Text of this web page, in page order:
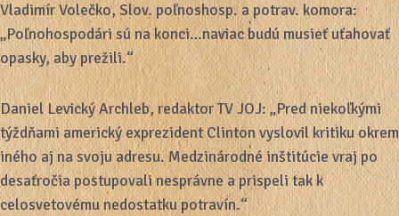
Vladimír Volečko, Slov. poľnoshosp. a potrav. komora:
„Poľnohospodári sú na konci…naviac budú musieť uťahovať
opasky, aby prežili.“
Daniel Levický Archleb, redaktor TV JOJ: „Pred niekoľkými
týždňami americký exprezident Clinton vyslovil kritiku okrem
iného aj na svoju adresu. Medzinárodné inštitúcie vraj po
desaťročia postupovali nesprávne a prispeli tak k
celosvetovému nedostatku potravín.“